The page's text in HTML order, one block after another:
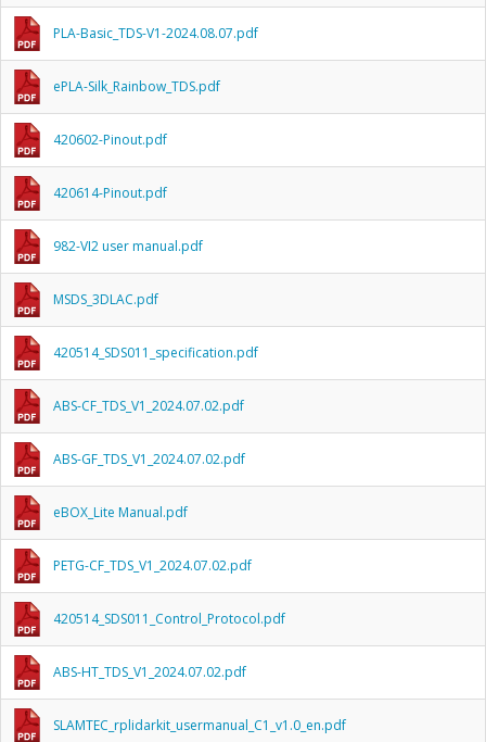
PLA-Basic_TDS-V1-2024.08.07.pdf
ePLA-Silk_Rainbow_TDS.pdf
420602-Pinout.pdf
420614-Pinout.pdf
982-VI2 user manual.pdf
MSDS_3DLAC.pdf
420514_SDS011_specification.pdf
ABS-CF_TDS_V1_2024.07.02.pdf
ABS-GF_TDS_V1_2024.07.02.pdf
eBOX_Lite Manual.pdf
PETG-CF_TDS_V1_2024.07.02.pdf
420514_SDS011_Control_Protocol.pdf
ABS-HT_TDS_V1_2024.07.02.pdf
SLAMTEC_rplidarkit_usermanual_C1_v1.0_en.pdf